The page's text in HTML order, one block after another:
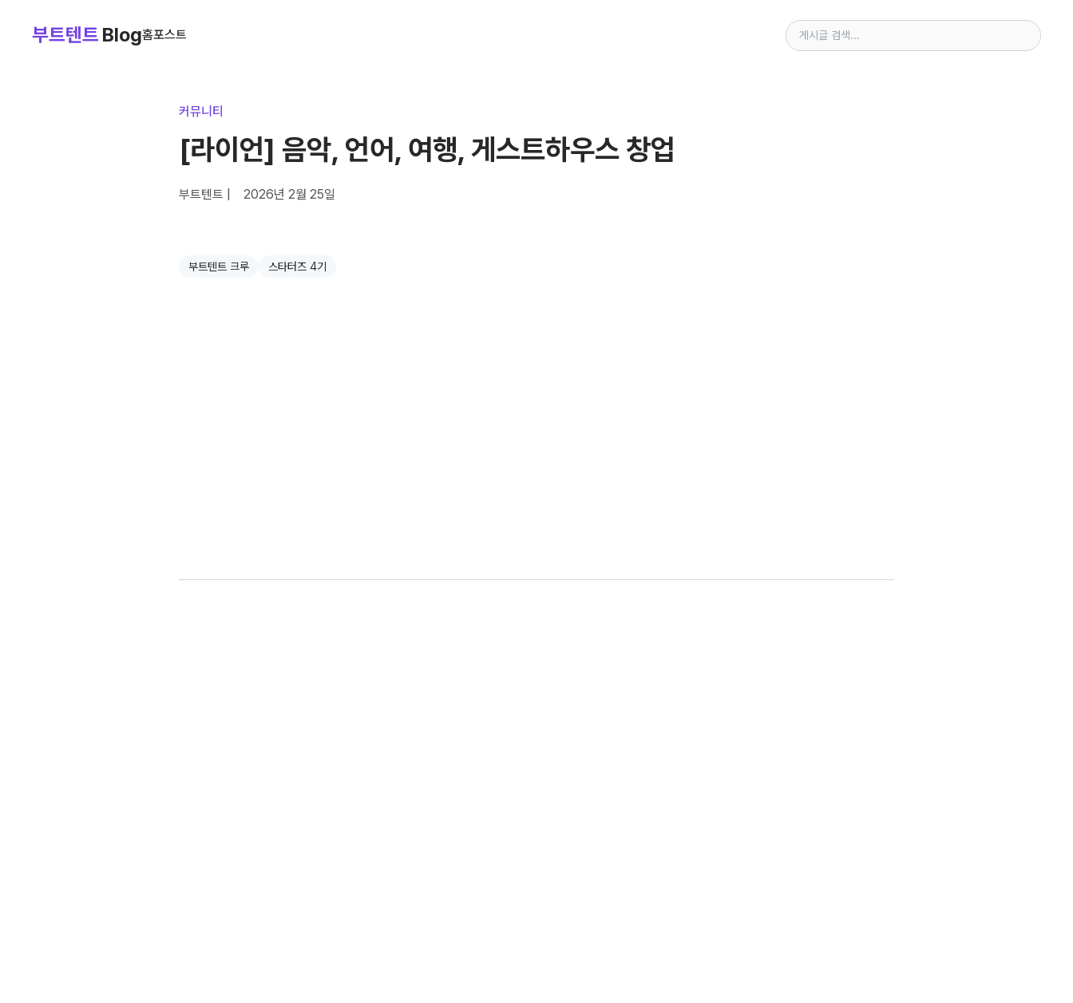
부트텐트 Blog홈포스트
커뮤니티
[라이언] 음악, 언어, 여행, 게스트하우스 창업
부트텐트 2026년 2월 25일
부트텐트 크루 스타터즈 4기